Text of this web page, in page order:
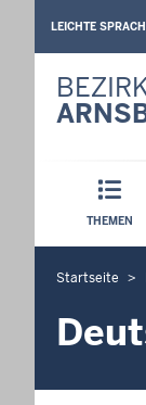
SPRACHEN
LEICHTE
Hauptmenü
THEMEN
S
e
e
Startseite